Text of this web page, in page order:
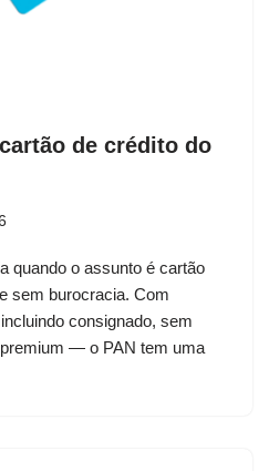
de crédito do
quando o assunto é cartão
sem burocracia. Com
consignado, sem
— o PAN tem uma